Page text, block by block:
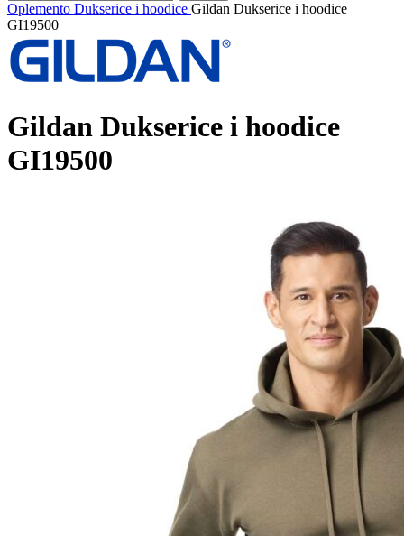
Oplemento Dukserice i hoodice Gildan Dukserice i hoodice
GI19500
Gildan Dukserice i hoodice
GI19500